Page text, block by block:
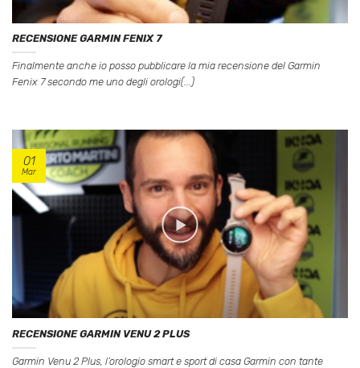
RECENSIONE GARMIN FENIX 7
Finalmente anche io posso pubblicare la mia recensione del Garmin
Fenix 7 secondo me uno degli orologi(...)
RECENSIONE GARMIN VENU 2 PLUS
Garmin Venu 2 Plus, l’orologio smart e sport di casa Garmin con tante
01
Mar